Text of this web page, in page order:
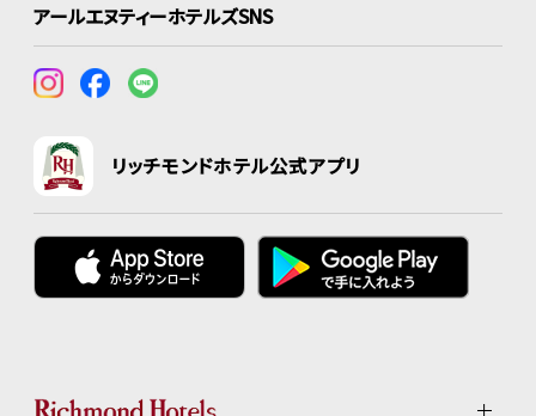
アールエヌティーホテルズSNS
リッチモンドホテル公式アプリ